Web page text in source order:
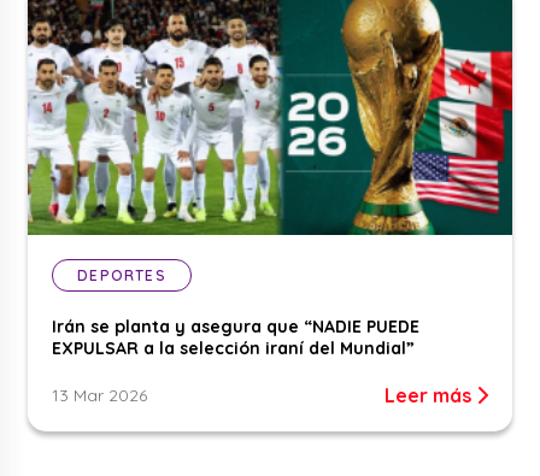
DEPORTES
Irán se planta y asegura que “NADIE PUEDE
EXPULSAR a la selección iraní del Mundial”
13 Mar 2026 Leer más